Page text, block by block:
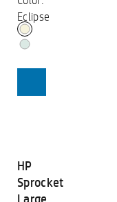
Eclipse
HP
Sprocket
Large